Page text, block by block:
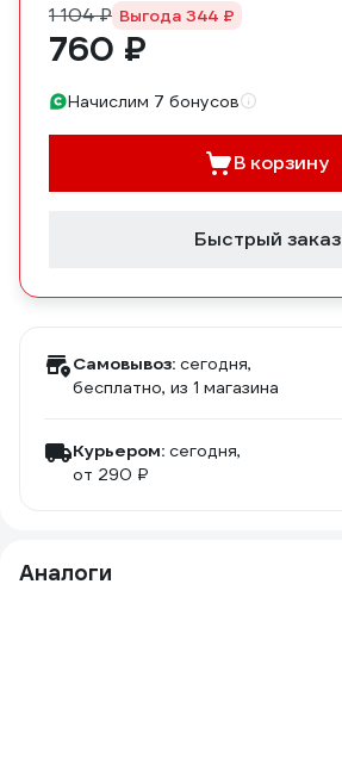
1 104 ₽ Выгода 344 ₽
760 ₽
Начислим 7 бонусов
В корзину
Быстрый заказ
Самовывоз: сегодня,
бесплатно, из 1 магазина
Курьером: сегодня,
от 290 ₽
Аналоги